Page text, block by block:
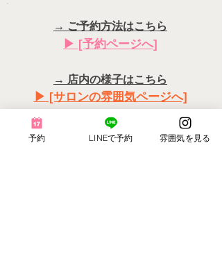
→ ご予約方法はこちら
▶︎ [予約ページへ]
→ 店内の様子はこちら
▶︎ [サロンの雰囲気ページへ]
→ メニューを確認
予約 LINEで予約 雰囲気を見る